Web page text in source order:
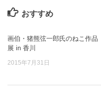
おすすめ
画伯・猪熊弦一郎氏のねこ作品
展 in 香川
2015年7月31日